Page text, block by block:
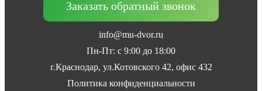
Заказать обратный звонок
info@mu-dvor.ru
Пн-Пт: с 9:00 до 18:00
г.Краснодар, ул.Котовского 42, офис 432
Политика конфиденциальности